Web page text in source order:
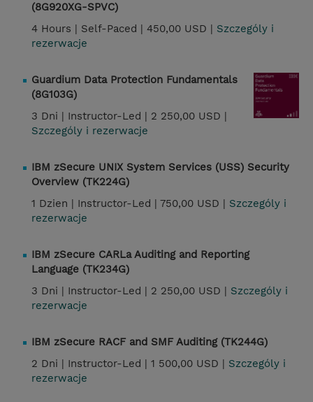
(8G920XG-SPVC)
4 Hours | Self-Paced | 450,00 USD | Szczególy i
rezerwacje
Guardium Data Protection Fundamentals
(8G103G)
3 Dni | Instructor-Led | 2 250,00 USD |
Szczególy i rezerwacje
IBM zSecure UNIX System Services (USS) Security
Overview (TK224G)
1 Dzien | Instructor-Led | 750,00 USD | Szczególy i
rezerwacje
IBM zSecure CARLa Auditing and Reporting
Language (TK234G)
3 Dni | Instructor-Led | 2 250,00 USD | Szczególy i
rezerwacje
IBM zSecure RACF and SMF Auditing (TK244G)
2 Dni | Instructor-Led | 1 500,00 USD | Szczególy i
rezerwacje